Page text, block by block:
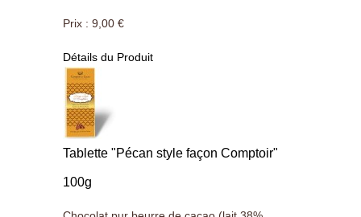
Prix : 9,00 €
Détails du Produit
Tablette "Pécan style façon Comptoir"
100g